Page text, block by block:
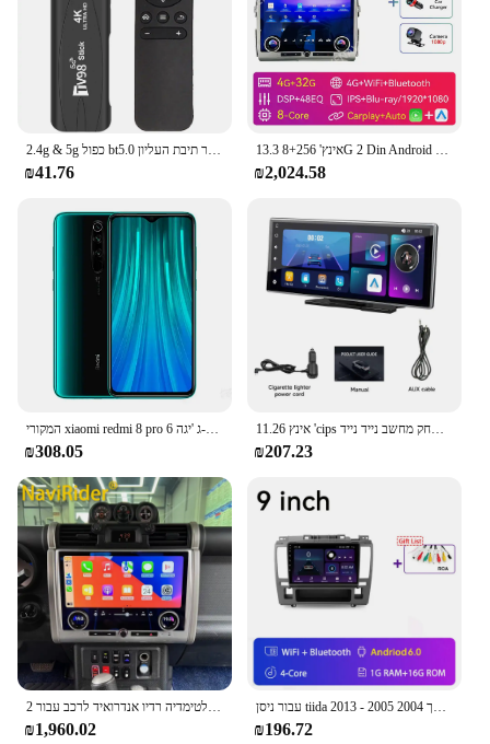
₪41.76 ₪2,024.58
₪308.05
11.26 אינץ 'cips מסך מגע משחק מולטימדיה נגן וידאו מולטימדיה נייד משחק מחשב נייד נייד MP3 עבור אפל או אנדרואיד
₪207.23
2 שחקן מולטימדיה רדיו אנדרואיד לרכב עבור toyota fj הסיירת j15 2007-2024 אוטומטי עם מסך בקרת מיזוג אוויר
₪1,960.02
עבור ניסן tiida היפך 2004 2005 - 2013 Tsla 9.7 אנדרואיד אינץ 'רדיו אוטומטי אנדרואיד 14 מכונית אנדרואיד רדיו אוטומטי אנדרואיד
₪196.72